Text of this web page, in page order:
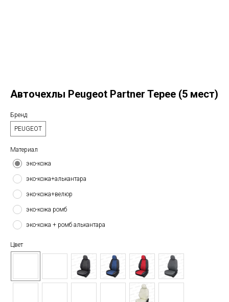
Авточехлы Peugeot Partner Tepee (5 мест)
Бренд
PEUGEOT
Материал
эко-кожа
эко-кожа+алькантара
эко-кожа+велюр
эко-кожа ромб
эко-кожа + ромб алькантара
Цвет